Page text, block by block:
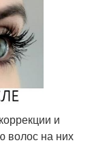
и
волос на них